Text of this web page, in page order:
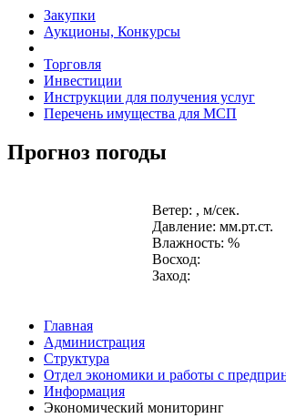
Закупки
Аукционы, Конкурсы
Торговля
Инвестиции
Инструкции для получения услуг
Перечень имущества для МСП
Прогноз погоды
Ветер: , м/сек.
Давление: мм.рт.ст.
Влажность: %
Восход:
Заход:
Главная
Администрация
Структура
Отдел экономики и работы с
Информация
Экономический мониторинг